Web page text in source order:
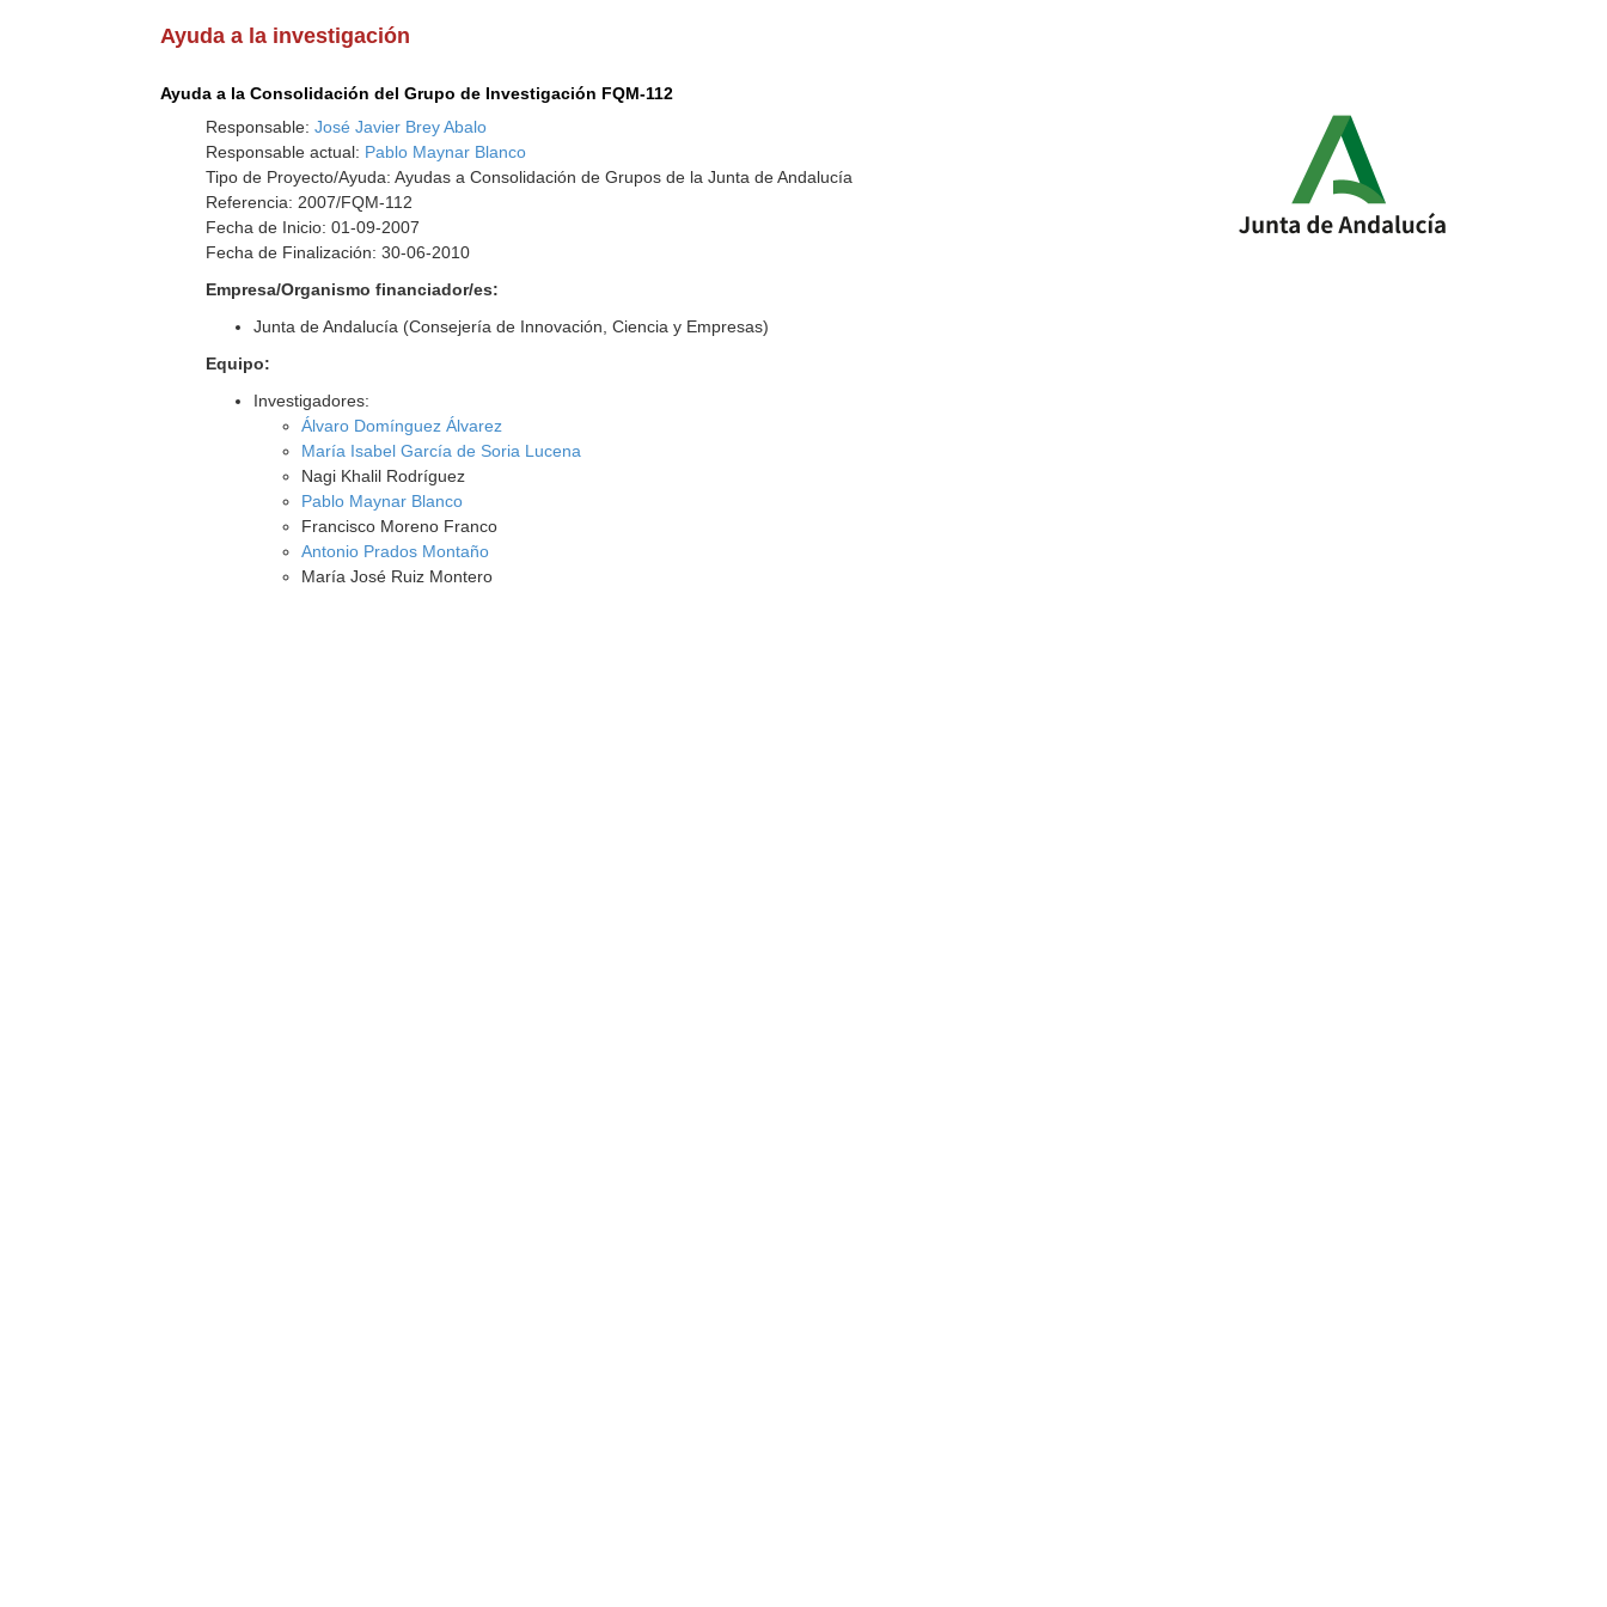
Ayuda a la investigación
Ayuda a la Consolidación del Grupo de Investigación FQM-112
Responsable:José Javier Brey Abalo
Responsable actual: Pablo Maynar Blanco
Tipo de Proyecto/Ayuda: Ayudas a Consolidación de Grupos de la Junta de Andalucía
Referencia: 2007/FQM-112
Fecha de Inicio: 01-09-2007
Fecha de Finalización: 30-06-2010
Empresa/Organismo financiador/es:
Junta de Andalucía (Consejería de Innovación, Ciencia y Empresas)
Equipo:
Investigadores:
Álvaro Domínguez Álvarez
María Isabel García de Soria Lucena
Nagi Khalil Rodríguez
Pablo Maynar Blanco
Francisco Moreno Franco
Antonio Prados Montaño
María José Ruiz Montero